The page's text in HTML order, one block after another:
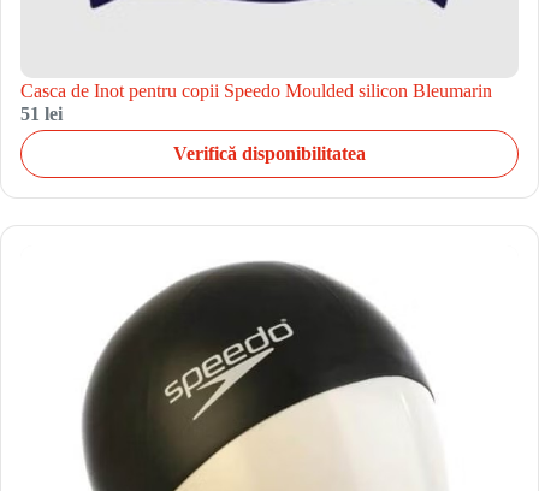
Casca de Inot pentru copii Speedo Moulded silicon Bleumarin
51 lei
Verifică disponibilitatea